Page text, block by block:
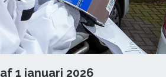
1 januari 2026